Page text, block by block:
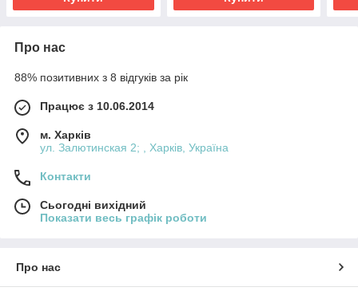
Про нас
88% позитивних з 8 відгуків за рік
Працює з 10.06.2014
м. Харків
ул. Залютинская 2; , Харків, Україна
Контакти
Сьогодні вихідний
Показати весь графік роботи
Про нас